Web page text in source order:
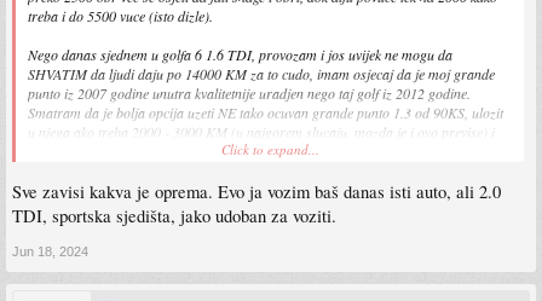
treba i do 5500 vuce (isto dizle).
Nego danas sjednem u golfa 6 1.6 TDI, provozam i jos uvijek ne mogu da
SHVATIM da ljudi daju po 14000 KM za to cudo, imam osjecaj da je moj grande
punto iz 2007 godine unutra kvalitetnije uradjen nego taj golf iz 2012 godine.
Smatram da je bolja opcija uzeti NE tako ocuvan grande punto 1.3 od 90KS, ulozit
u njega ako treba 2000 - 3000 KM (u najgorem slucaju, mozda je i ovo previse) i
dobit ce sigurno bolje auto, jeftinije.Click to expand...
Sve zavisi kakva je oprema. Evo ja vozim baš danas isti auto, ali 2.0
TDI, sportska sjedišta, jako udoban za voziti.
Jun 18, 2024